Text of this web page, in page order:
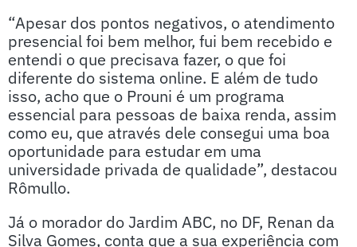
“Apesar dos pontos negativos, o atendimento
presencial foi bem melhor, fui bem recebido e
entendi o que precisava fazer, o que foi
diferente do sistema online. E além de tudo
isso, acho que o Prouni é um programa
essencial para pessoas de baixa renda, assim
como eu, que através dele consegui uma boa
oportunidade para estudar em uma
universidade privada de qualidade”, destacou
Rômullo.
Já o morador do Jardim ABC, no DF, Renan da
Silva Gomes, conta que a sua experiência com